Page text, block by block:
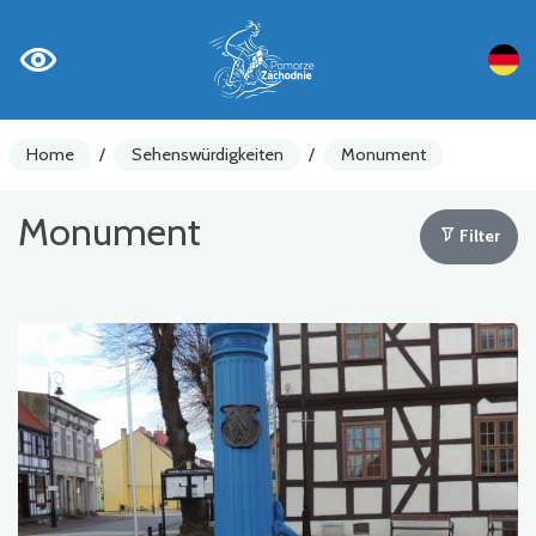
Home / Sehenswürdigkeiten / Monument
Monument Filter
Fahrradzähler
Achtung
Sehenswürdigkeiten
Gastronomie